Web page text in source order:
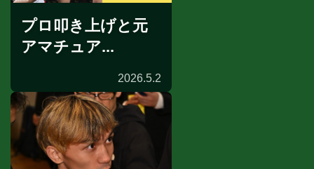
プロ叩き上げと元
アマチュア...
2026.5.2